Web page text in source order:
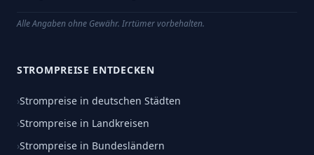
Alle Angaben ohne Gewähr. Irrtümer vorbehalten.
STROMPREISE ENTDECKEN
›Strompreise in deutschen Städten
›Strompreise in Landkreisen
›Strompreise in Bundesländern